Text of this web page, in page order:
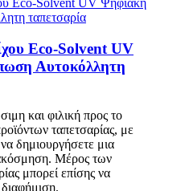
Eco-Solvent UV
Αυτοκόλλητη
και φιλική προς το
ταπετσαρίας, με
δημιουργήσετε μια
Μέρος των
μπορεί επίσης να